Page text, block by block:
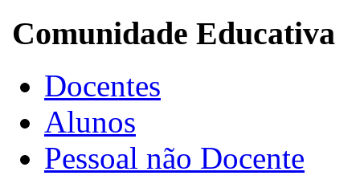
Comunidade Educativa
Docentes
Alunos
Pessoal não Docente